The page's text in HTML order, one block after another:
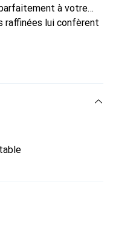
à votre
raffinées lui confèrent
Reconnaissable à
une clientèle